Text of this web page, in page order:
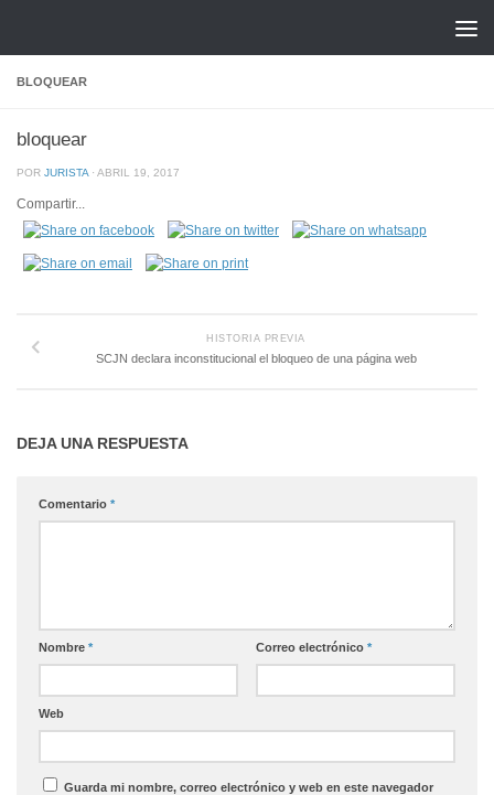
BLOQUEAR
bloquear
POR JURISTA · ABRIL 19, 2017
Compartir...
HISTORIA PREVIA
SCJN declara inconstitucional el bloqueo de una página web
DEJA UNA RESPUESTA
Comentario *
Nombre * Correo electrónico *
Web
Guarda mi nombre, correo electrónico y web en este navegador